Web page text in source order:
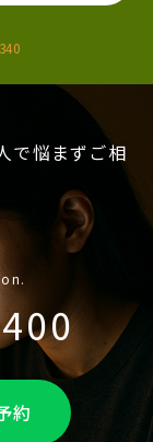
で悩まずご相
約